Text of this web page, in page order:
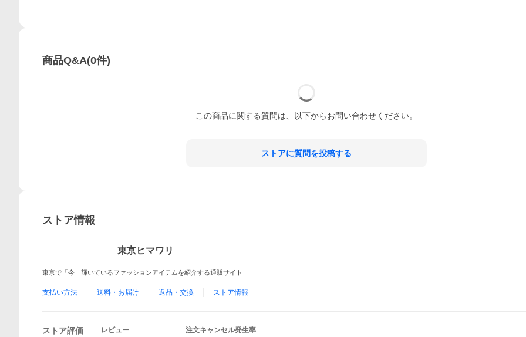
商品Q&A(0件)
この商品に関する質問は、以下からお問い合わせください。
ストアに質問を投稿する
ストア情報
東京ヒマワリ
東京で「今」輝いているファッションアイテムを紹介する通販サイト
支払い方法 送料・お届け 返品・交換 ストア情報
ストア評価 レビュー 注文キャンセル発生率